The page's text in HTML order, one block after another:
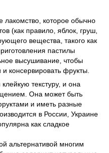
лакомство, которое обычно
(как правило, яблок, груш,
вещества, такого как
пастилы
высушивание, чтобы
консервировать фрукты.
текстуру, и она
Она может быть
и иметь разные
в России, Украине
как сладкое
альтернативой многим